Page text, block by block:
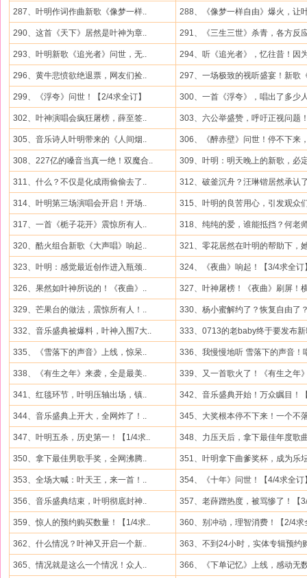
287、叶明作词作曲新歌《像梦一样.. 288、《像梦一样自由》爆火，让
290、这首《天下》居然是叶神为章.. 291、《三生三世》杀青，各方反
293、叶明新歌《追光者》问世，无.. 294、听《追光者》，忆往昔！因
296、黄牛悲愤欲绝退票，网友们捡.. 297、一场极致的视听盛宴！新歌
299、《浮夸》问世！【2/4求全订】 300、一首《浮夸》，唱出了多少
302、叶神演唱会疯狂屠榜，薛至签.. 303、六公举盛赞，呼吁正视问题
305、音乐诗人叶明带来的《人间烟.. 306、《醉赤壁》问世！停不下来
308、227亿的嗓音当真一绝！双魔合.. 309、叶明：明天晚上的新歌，必
311、什么？不仅是化成雨偷偷去了.. 312、破釜沉舟？汪琳锴居然承认
314、叶明第三场演唱会开启！开场.. 315、叶明的良苦用心，引发观众
317、一首《栀子花开》震惊所有人.. 318、纯纯的爱，谁能抵挡？何老
320、酷火组合新歌《大声唱》响起.. 321、零花居然在叶明的帮助下，
323、叶明：感觉最近创作进入瓶颈.. 324、《夜曲》响起！【3/4求全订
326、果然如叶神所说的！《夜曲》.. 327、叶神屠榜！《夜曲》刷屏！
329、芒果台的做法，震惊所有人！.. 330、杨小蜜解约了？恢复自由了
332、音乐盛典被爆料，叶神入围7大.. 333、0713的老baby终于要发布新
335、《雪落下的声音》上线，惊呆.. 336、我慢慢地听 雪落下的声音！
338、《有生之年》来袭，全是最美.. 339、又一首歌火了！《有生之年
341、红毯环节，叶明压轴出场，镇.. 342、音乐盛典开始！万众瞩目！
344、音乐盛典上开大，全网炸了！.. 345、大奖根本停不下来！一个不
347、叶明五杀，历史第一！【1/4求.. 348、力压天后，拿下最佳年度歌
350、拿下最佳男歌手奖，全网沸腾.. 351、叶明拿下曲爹奖杯，成为乐
353、全场大喊：叶天王，来一首！.. 354、《十年》问世！【4/4求全订
356、音乐盛典结束，叶明彻底封神.. 357、老薛蹭热度，被骂惨了！【
359、惊人的预约购买数量！【1/4求.. 360、别冲动，理智消费！【2/4求
362、什么情况？叶神又开启一个新.. 363、不到24小时，实体专辑预约
365、情况就是这么一个情况！众人.. 366、《下单记忆》上线，感动无